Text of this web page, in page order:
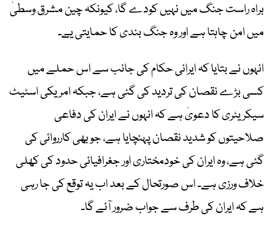
براہ راست جنگ میں نہیں کودے گا، کیونکہ چین مشرق وسطیٰ
میں امن چاہتا ہے اور وہ جنگ بندی کا حمایتی یے۔
انہوں نے بتایا کہ ایرانی حکام کی جانب سے اس حملے میں
کسی بڑے نقصان کی تردید کی گئی ہے، جبکہ امریکی اسٹیٹ
سیکریٹری کا دعویٰ ہے کہ انہوں نے ایران کی دفاعی
صلاحیتوں کو شدید نقصان پہنچایا ہے، جو بھی کارروائی کی
گئی ہے، وہ ایران کی خودمختاری اور جغرافیائی حدود کی کھلی
خلاف ورزی ہے۔ اس صورتحال کے بعد اب یہ توقع کی جا رہی
ہے کہ ایران کی طرف سے جواب ضرور آئے گا۔